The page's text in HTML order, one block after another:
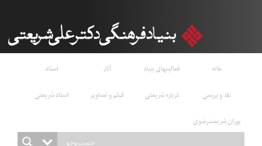
خانه فعالیتهای بنیاد آثار
اسناد
نقد و بررسی
درباره شریعتی فیلم و تصاویر
استاد شریعتی
پوران شریعت‌رضوی